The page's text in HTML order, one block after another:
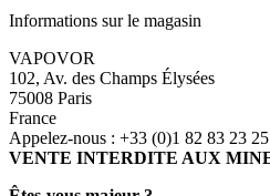
Informations sur le magasin
VAPOVOR
102, Av. des Champs Élysées
75008 Paris
France
Appelez-nous : +33 (0)1 82 83 23 25
VENTE INTERDITE AUX